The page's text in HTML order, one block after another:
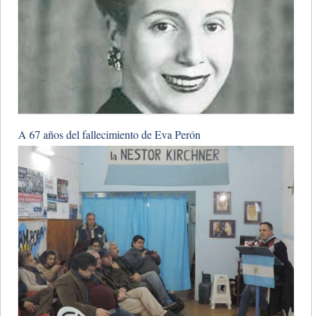
A 67 años del fallecimiento de Eva Perón